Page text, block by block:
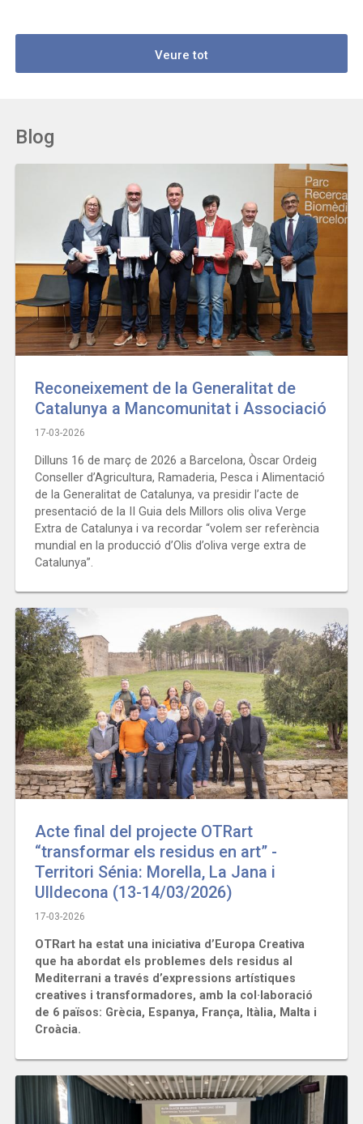
Veure tot
Blog
Reconeixement de la Generalitat de
Catalunya a Mancomunitat i Associació
17-03-2026
Dilluns 16 de març de 2026 a Barcelona, Òscar Ordeig
Conseller d’Agricultura, Ramaderia, Pesca i Alimentació
de la Generalitat de Catalunya, va presidir l’acte de
presentació de la II Guia dels Millors olis oliva Verge
Extra de Catalunya i va recordar “volem ser referència
mundial en la producció d’Olis d’oliva verge extra de
Catalunya”.
Acte final del projecte OTRart
“transformar els residus en art” -
Territori Sénia: Morella, La Jana i
Ulldecona (13-14/03/2026)
17-03-2026
OTRart ha estat una iniciativa d’Europa Creativa
que ha abordat els problemes dels residus al
Mediterrani a través d’expressions artístiques
creatives i transformadores, amb la col·laboració
de 6 països: Grècia, Espanya, França, Itàlia, Malta i
Croàcia.